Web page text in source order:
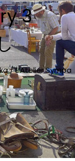
3
/ L’Atelier Sympa